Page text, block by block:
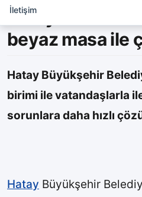
İletişim
Hatay’ın
beyaz masa ile
Hatay Büyükşehir
birimi ile vatandaşlarla
sorunlara daha hızlı
Hatay Büyükşehir